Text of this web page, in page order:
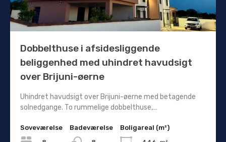
Dobbelthuse i afsidesliggende
beliggenhed med uhindret havudsigt
over Brijuni-øerne
Uhindret havudsigt over Brijuni-øerne med betagende
solnedgange. To rummelige dobbelthuse,…
Soveværelse
Badeværelse
Boligareal (m²)